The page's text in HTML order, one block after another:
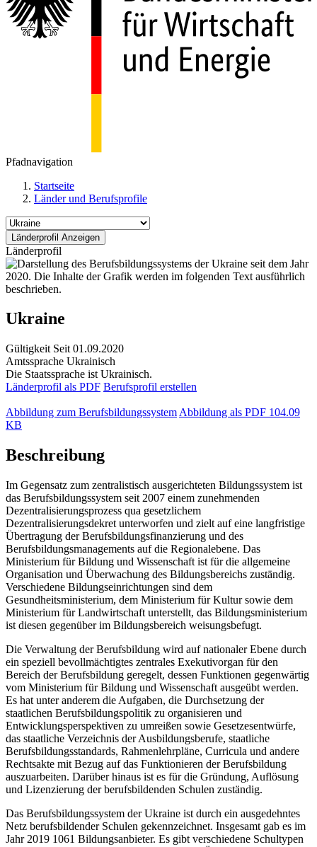
Pfadnavigation
Startseite
Länder und Berufsprofile
Länderprofil
Ukraine
Gültigkeit Seit 01.09.2020
Amtssprache Ukrainisch
Die Staatssprache ist Ukrainisch.
Länderprofil als PDF Berufsprofil erstellen
Abbildung zum Berufsbildungssystem Abbildung als PDF 104.09
KB
Beschreibung
Im Gegensatz zum zentralistisch ausgerichteten Bildungssystem ist
das Berufsbildungssystem seit 2007 einem zunehmenden
Dezentralisierungsprozess qua gesetzlichem
Dezentralisierungsdekret unterworfen und zielt auf eine langfristige
Übertragung der Berufsbildungsfinanzierung und des
Berufsbildungsmanagements auf die Regionalebene. Das
Ministerium für Bildung und Wissenschaft ist für die allgemeine
Organisation und Überwachung des Bildungsbereichs zuständig.
Verschiedene Bildungseinrichtungen sind dem
Gesundheitsministerium, dem Ministerium für Kultur sowie dem
Ministerium für Landwirtschaft unterstellt, das Bildungsministerium
ist diesen gegenüber im Bildungsbereich weisungsbefugt.
Die Verwaltung der Berufsbildung wird auf nationaler Ebene durch
ein speziell bevollmächtigtes zentrales Exekutivorgan für den
Bereich der Berufsbildung geregelt, dessen Funktionen gegenwärtig
vom Ministerium für Bildung und Wissenschaft ausgeübt werden.
Es hat unter anderem die Aufgaben, die Durchsetzung der
staatlichen Berufsbildungspolitik zu organisieren und
Entwicklungsperspektiven zu umreißen sowie Gesetzesentwürfe,
das staatliche Verzeichnis der Ausbildungsberufe, staatliche
Berufsbildungsstandards, Rahmenlehrpläne, Curricula und andere
Rechtsakte mit Bezug auf das Funktionieren der Berufsbildung
auszuarbeiten. Darüber hinaus ist es für die Gründung, Auflösung
und Lizenzierung der berufsbildenden Schulen zuständig.
Das Berufsbildungssystem der Ukraine ist durch ein ausgedehntes
Netz berufsbildender Schulen gekennzeichnet. Insgesamt gab es im
Jahr 2019 1061 Bildungsanbieter. Es gibt verschiedene Schultypen